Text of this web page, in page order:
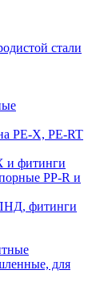
стали
PE-X, PE-RT
фитинги
PP-R и
фитинги
для